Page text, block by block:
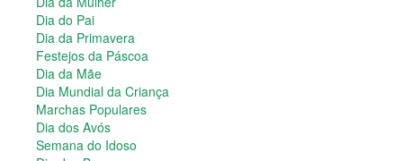
Dia das Bruxas
Dia de S.Martinho
Aniversários da Instituição
Almoço / Lanche de Natal
Atividades Semanais
Época Balnear
Feiras e Exposições
Grupos Musicais do Centro de Dia
Dia do Pai
Dia da Primavera
Festejos da Páscoa
Dia da Mãe
Dia Mundial da Criança
Marchas Populares
Dia dos Avós
Semana do Idoso